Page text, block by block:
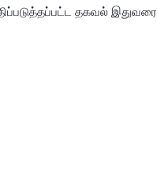
தகவல்